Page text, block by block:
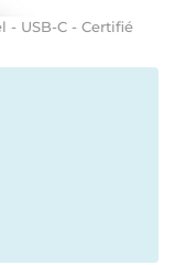
- USB-C - Certifié